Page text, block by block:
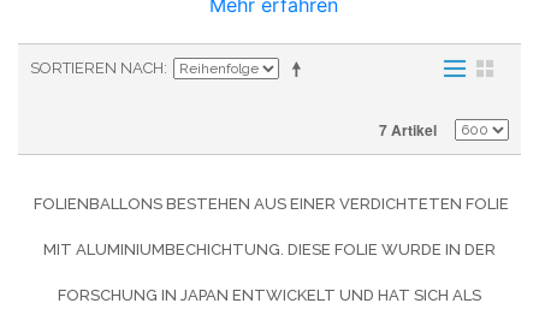
SORTIEREN NACH
7 Artikel
FOLIENBALLONS BESTEHEN AUS EINER VERDICHTETEN FOLIE
MIT ALUMINIUMBECHICHTUNG. DIESE FOLIE WURDE IN DER
FORSCHUNG IN JAPAN ENTWICKELT UND HAT SICH ALS